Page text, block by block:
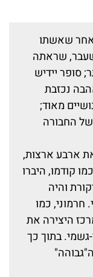
שאשתו
שראתה
סופר יידיש
נכזבת
מאוד;
החבורה
ארבע ארצות,
קודמו, היברו
והיה
חרמוני, כמו
היצירה את
בתוך כך